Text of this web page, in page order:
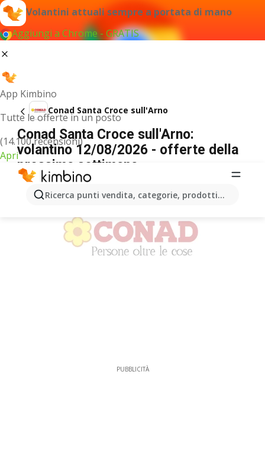
Volantini attuali sempre a portata di mano
Aggiungi a Chrome - GRATIS
App Kimbino
Tutte le offerte in un posto
(14.100 recensioni)
Apri
Ricerca punti vendita, categorie, prodotti...
Conad Santa Croce sull'Arno
Conad Santa Croce sull'Arno:
volantino 12/08/2026 - offerte della
prossima settimana
PUBBLICITÀ